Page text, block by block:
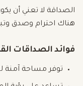
الصداقة لا تعني أن
هناك احترام وصدق
فوائد الصداقات
توفر مساحة آمنة